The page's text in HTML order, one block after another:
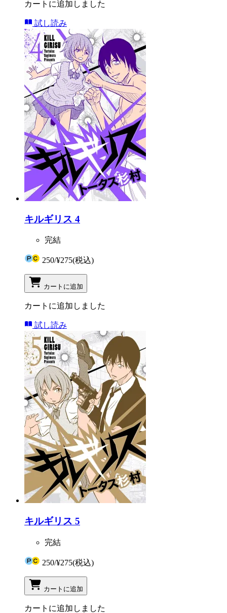
カートに追加しました
試し読み
キルギリス 4
完結
250/¥275(税込)
カートに追加
カートに追加しました
試し読み
キルギリス 5
完結
250/¥275(税込)
カートに追加
カートに追加しました